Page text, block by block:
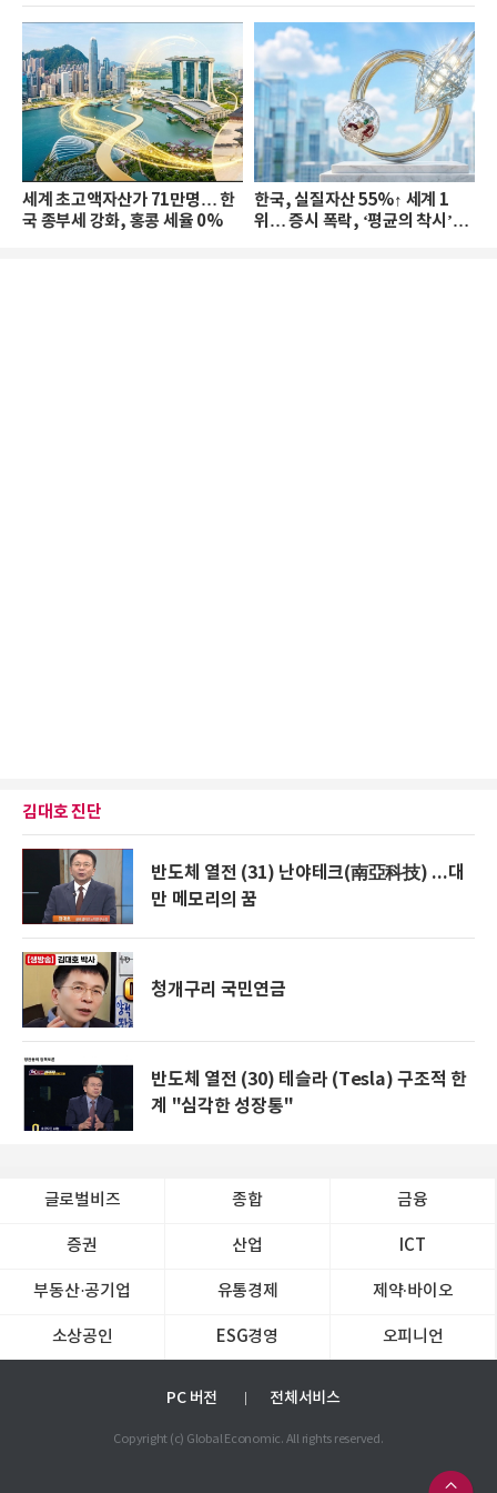
세계 초고액자산가 71만명… 한
국 종부세 강화, 홍콩 세율 0%
한국, 실질자산 55%↑ 세계 1
위… 증시 폭락, ‘평균의 착시’와
김대호 진단
반도체 열전 (31) 난야테크(南亞科技) ...대
만 메모리의 꿈
청개구리 국민연금
반도체 열전 (30) 테슬라 (Tesla) 구조적 한
계 "심각한 성장통"
글로벌비즈 종합 금융
증권 산업 ICT
부동산·공기업 유통경제 제약∙바이오
소상공인 ESG경영 오피니언
PC 버전 전체서비스
Copyright (c) Global Economic. All rights reserved.